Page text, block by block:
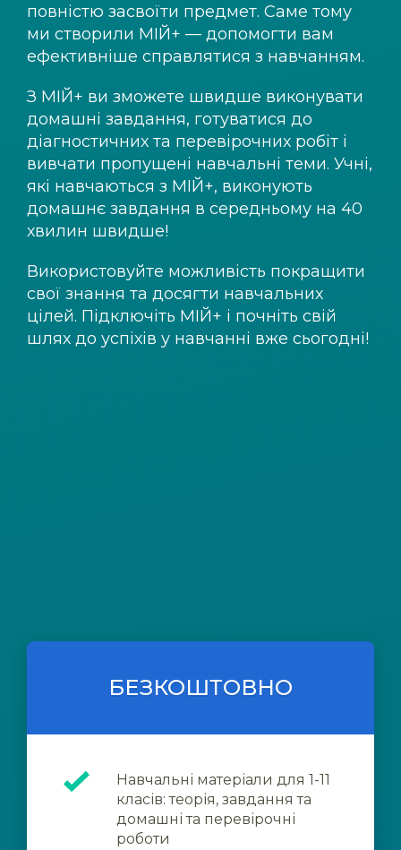
повністю засвоїти предмет. Саме тому
ми створили МІЙ+ — допомогти вам
ефективніше справлятися з навчанням.
З МІЙ+ ви зможете швидше виконувати
домашні завдання, готуватися до
діагностичних та перевірочних робіт і
вивчати пропущені навчальні теми. Учні,
які навчаються з МІЙ+, виконують
домашнє завдання в середньому на 40
хвилин швидше!
Використовуйте можливість покращити
свої знання та досягти навчальних
цілей. Підключіть МІЙ+ і почніть свій
шлях до успіхів у навчанні вже сьогодні!
БЕЗКОШТОВНО
Навчальні матеріали для 1-11
класів: теорія, завдання та
домашні та перевірочні
роботи